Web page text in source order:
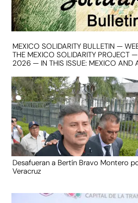
MEXICO SOLIDARITY BULLETIN —
THE MEXICO SOLIDARITY
2026 — IN THIS ISSUE: MEXICO AND
Desafueran a Bertín Bravo Montero
Veracruz